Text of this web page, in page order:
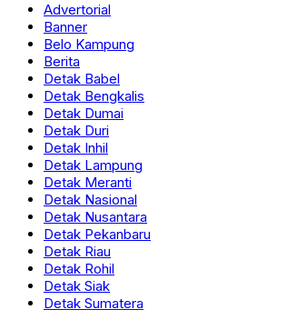
Advertorial
Banner
Belo Kampung
Berita
Detak Babel
Detak Bengkalis
Detak Dumai
Detak Duri
Detak Inhil
Detak Lampung
Detak Meranti
Detak Nasional
Detak Nusantara
Detak Pekanbaru
Detak Riau
Detak Rohil
Detak Siak
Detak Sumatera